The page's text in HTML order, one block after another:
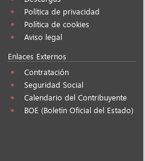
Política de privacidad
Política de cookies
Aviso legal
Enlaces Externos
Contratación
Seguridad Social
Calendario del Contribuyente
BOE (Boletín Oficial del Estado)